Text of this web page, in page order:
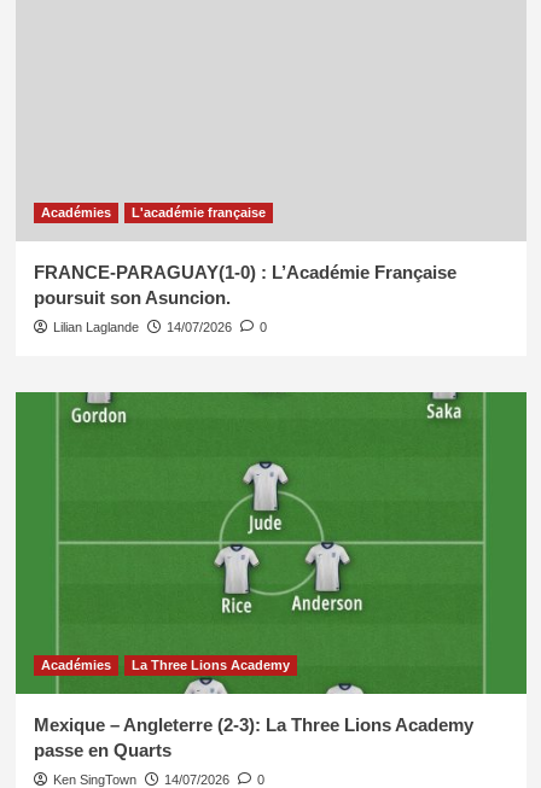
Académies L'académie française
FRANCE-PARAGUAY(1-0) : L’Académie Française
poursuit son Asuncion.
Lilian Laglande 14/07/2026 0
Académies La Three Lions Academy
Mexique – Angleterre (2-3): La Three Lions Academy
passe en Quarts
Ken SingTown 14/07/2026 0